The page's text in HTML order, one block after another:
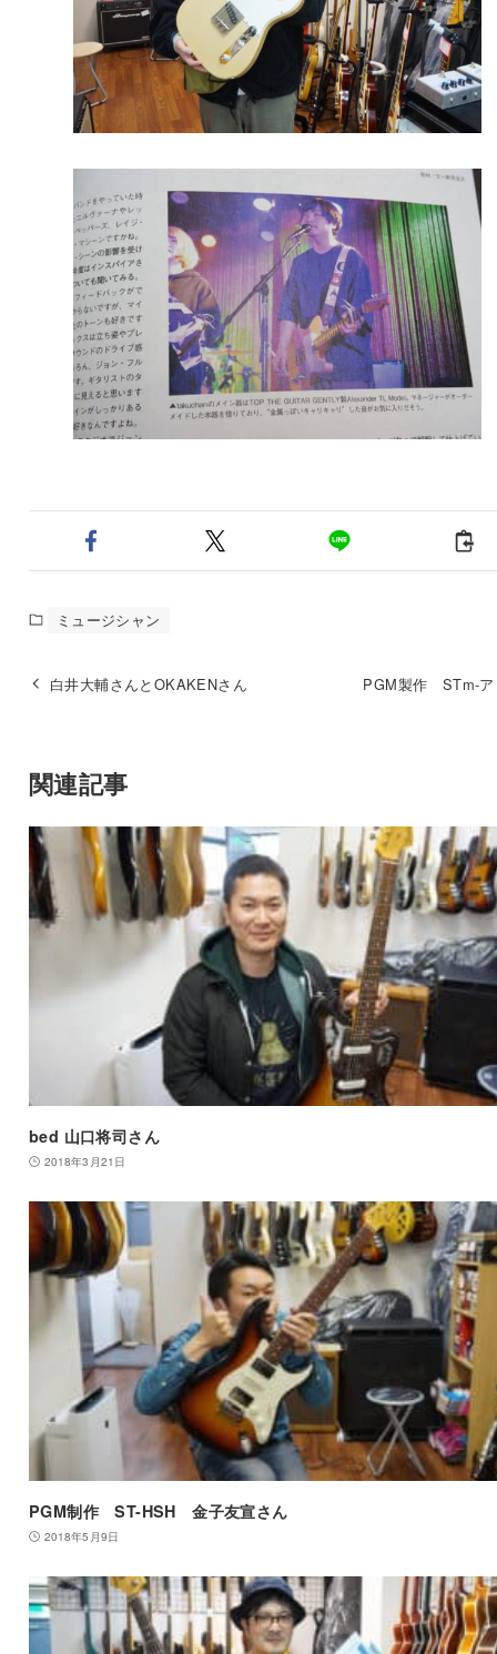
ミュージシャン
白井大輔さんとOKAKENさん PGM製作 STm-ア
関連記事
bed 山口将司さん
2018年3月21日
PGM制作 ST-HSH 金子友宣さん
2018年5月9日